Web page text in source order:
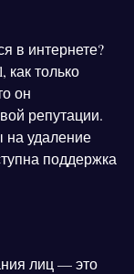
в интернете?
как только
он
репутации.
на удаление
поддержка
лиц — это